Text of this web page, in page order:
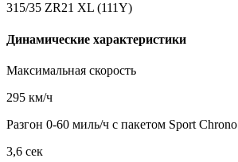
315/35 ZR21 XL (111Y)
Динамические характеристики
Максимальная скорость
295 км/ч
Разгон 0-60 миль/ч с пакетом Sport Chrono
3,6 сек